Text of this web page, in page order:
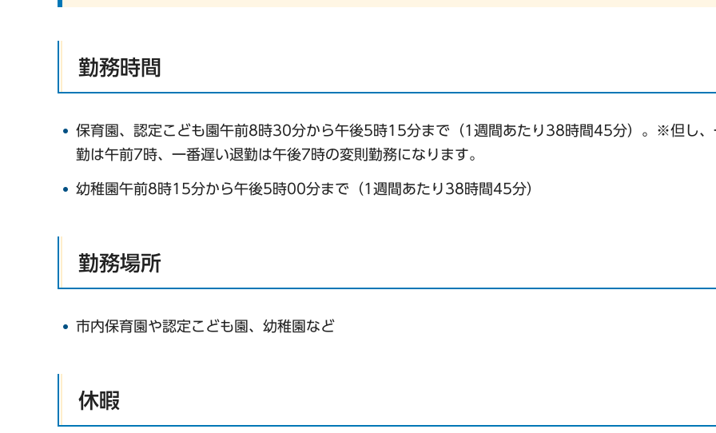
勤務時間
保育園、認定こども園午前8時30分から午後5時15分まで（1週間あたり38時間45分）。※但し、
勤は午前7時、一番遅い退勤は午後7時の変則勤務になります。
幼稚園午前8時15分から午後5時00分まで（1週間あたり38時間45分）
勤務場所
市内保育園や認定こども園、幼稚園など
休暇